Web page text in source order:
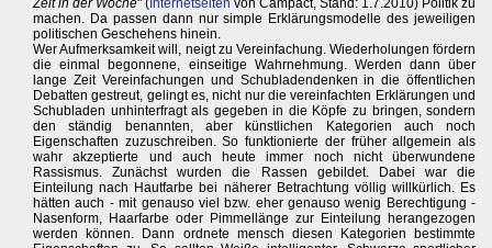
Zeit in der Woche" ( Internetseiten von Campact, Stand: 1.7.2010) Politik zu
machen. Da passen dann nur simple Erklärungsmodelle des jeweiligen
politischen Geschehens hinein.
Wer Aufmerksamkeit will, neigt zu Vereinfachung. Wiederholungen fördern
die einmal begonnene, einseitige Wahrnehmung. Werden dann über
lange Zeit Vereinfachungen und Schubladendenken in die öffentlichen
Debatten gestreut, gelingt es, nicht nur die vereinfachten Erklärungen und
Schubladen unhinterfragt als gegeben in die Köpfe zu bringen, sondern
den ständig benannten, aber künstlichen Kategorien auch noch
Eigenschaften zuzuschreiben. So funktionierte der früher allgemein als
wahr akzeptierte und auch heute immer noch nicht überwundene
Rassismus. Zunächst wurden die Rassen gebildet. Dabei war die
Einteilung nach Hautfarbe bei näherer Betrachtung völlig willkürlich. Es
hätten auch - mit genauso viel bzw. eher genauso wenig Berechtigung -
Nasenform, Haarfarbe oder Pimmellänge zur Einteilung herangezogen
werden können. Dann ordnete mensch diesen Kategorien bestimmte